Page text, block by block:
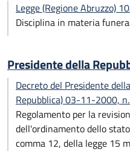
Legge (Regione Abruzzo)
Disciplina in materia
Presidente della
Decreto del Presidente
Repubblica) 03-11-2000,
Regolamento per la
dell'ordinamento dello
comma 12, della legge 15